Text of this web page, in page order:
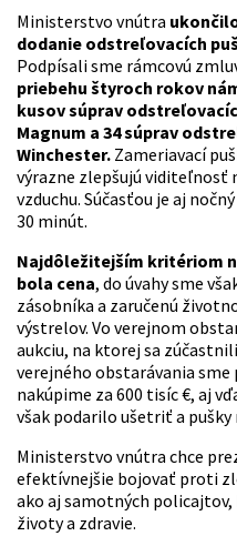
Ministerstvo vnútra
dodanie odstreľovacích
Podpísali sme rámcovú
priebehu štyroch rokov
kusov súprav
Magnum a 34 súprav
Winchester. Zameriavací
výrazne zlepšujú viditeľnosť
vzduchu. Súčasťou je aj
30 minút.
Najdôležitejším kritériom
bola cena, do úvahy sme
zásobníka a zaručenú
výstrelov. Vo verejnom
aukciu, na ktorej sa
verejného obstarávania
nakúpime za 600 tisíc €, aj
však podarilo ušetriť a pušky
Ministerstvo vnútra chce
efektívnejšie bojovať proti
ako aj samotných policajtov,
životy a zdravie.